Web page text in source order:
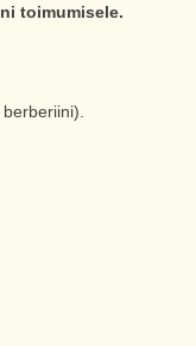
toimumisele.